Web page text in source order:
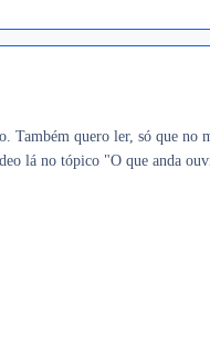
Também quero ler, só que no
lá no tópico "O que anda